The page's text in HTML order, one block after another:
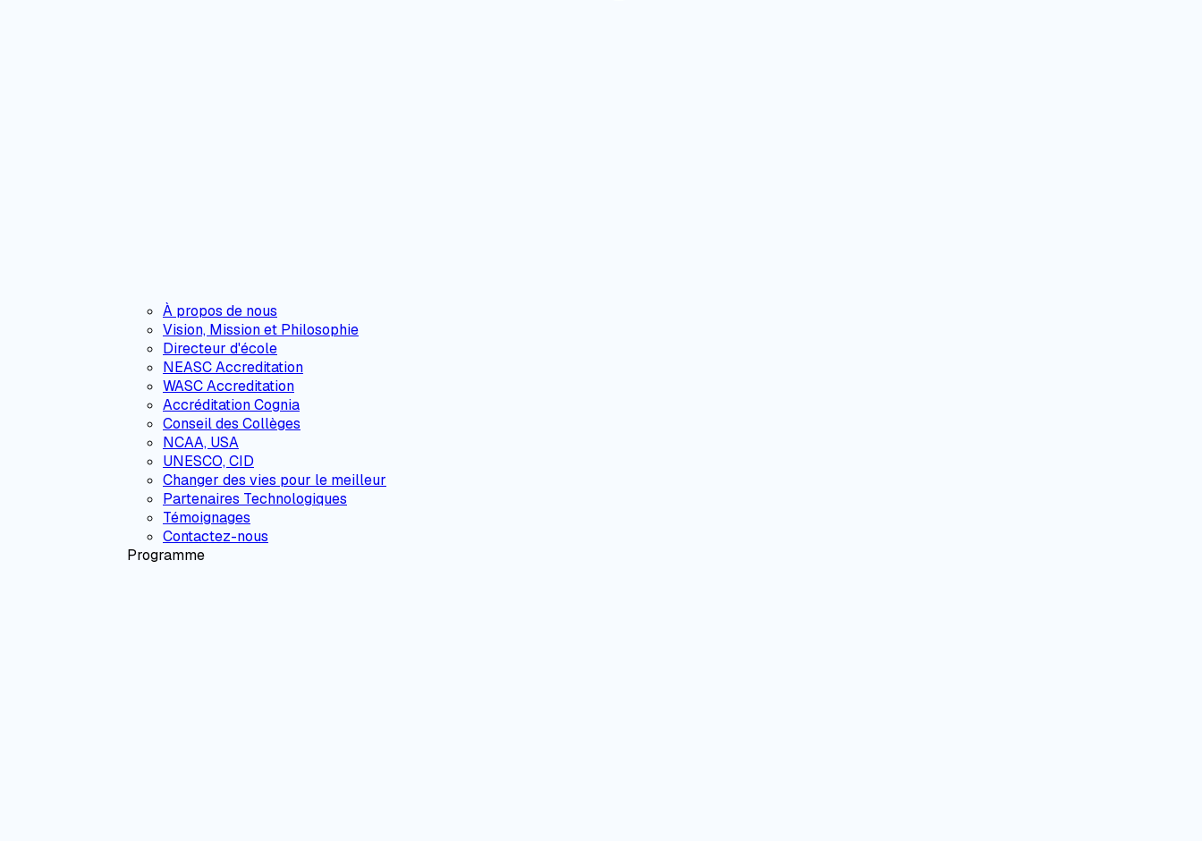
À propos de nous
Vision, Mission et Philosophie
Directeur d'école
NEASC Accreditation
WASC Accreditation
Accréditation Cognia
Conseil des Collèges
NCAA, USA
UNESCO, CID
Changer des vies pour le meilleur
Partenaires Technologiques
Témoignages
Contactez-nous
Programme